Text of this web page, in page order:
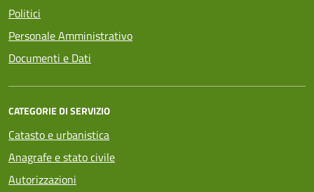
Politici
Personale Amministrativo
Documenti e Dati
CATEGORIE DI SERVIZIO
Catasto e urbanistica
Anagrafe e stato civile
Autorizzazioni